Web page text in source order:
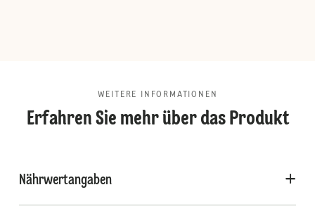
WEITERE INFORMATIONEN
Erfahren Sie mehr über das Produkt
Nährwertangaben